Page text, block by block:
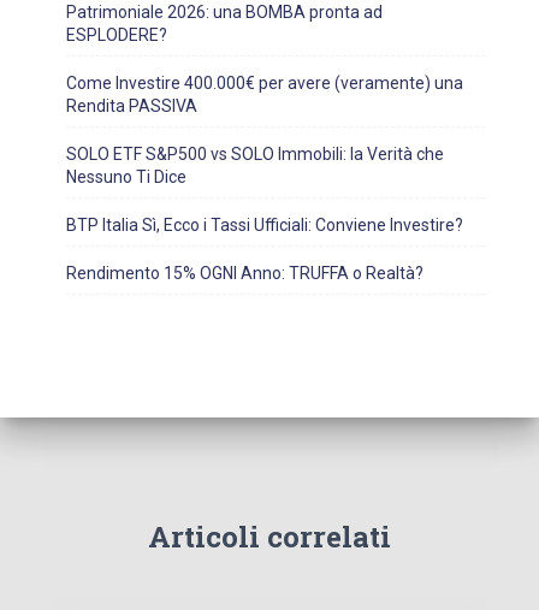
Patrimoniale 2026: una BOMBA pronta ad
ESPLODERE?
Come Investire 400.000€ per avere (veramente) una
Rendita PASSIVA
SOLO ETF S&P500 vs SOLO Immobili: la Verità che
Nessuno Ti Dice
BTP Italia Sì, Ecco i Tassi Ufficiali: Conviene Investire?
Rendimento 15% OGNI Anno: TRUFFA o Realtà?
Articoli correlati